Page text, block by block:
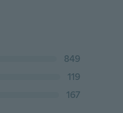
849
119
167